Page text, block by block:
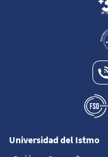
Universidad del Istmo